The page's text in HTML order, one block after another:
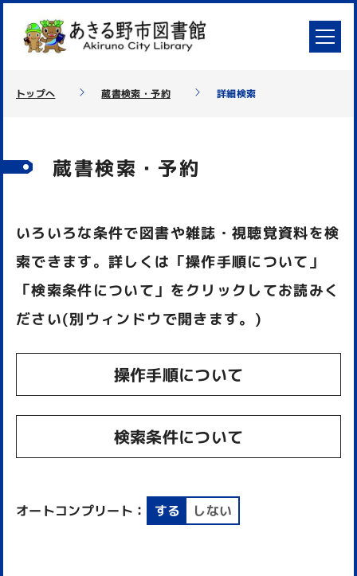
トップへ 蔵書検索・予約 詳細検索
蔵書検索・予約
いろいろな条件で図書や雑誌・視聴覚資料を検
索できます。詳しくは「操作手順について」
「検索条件について」をクリックしてお読みく
ださい(別ウィンドウで開きます。)
操作手順について
検索条件について
オートコンプリート： する しない